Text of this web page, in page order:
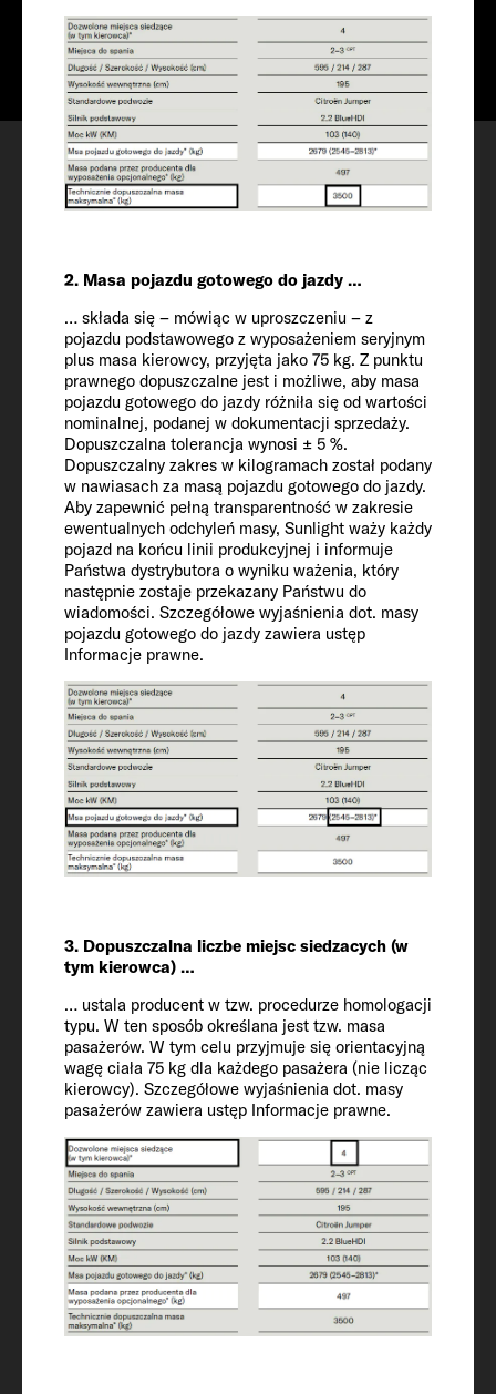
2. Masa pojazdu gotowego do jazdy …
… składa się – mówiąc w uproszczeniu – z
pojazdu podstawowego z wyposażeniem seryjnym
plus masa kierowcy, przyjęta jako 75 kg. Z punktu
prawnego dopuszczalne jest i możliwe, aby masa
pojazdu gotowego do jazdy różniła się od wartości
nominalnej, podanej w dokumentacji sprzedaży.
Dopuszczalna tolerancja wynosi ± 5 %.
Dopuszczalny zakres w kilogramach został podany
w nawiasach za masą pojazdu gotowego do jazdy.
Aby zapewnić pełną transparentność w zakresie
ewentualnych odchyleń masy, Sunlight waży każdy
pojazd na końcu linii produkcyjnej i informuje
Państwa dystrybutora o wyniku ważenia, który
następnie zostaje przekazany Państwu do
wiadomości. Szczegółowe wyjaśnienia dot. masy
pojazdu gotowego do jazdy zawiera ustęp
Informacje prawne.
3. Dopuszczalna liczbe miejsc siedzacych (w
tym kierowca) …
… ustala producent w tzw. procedurze homologacji
typu. W ten sposób określana jest tzw. masa
pasażerów. W tym celu przyjmuje się orientacyjną
wagę ciała 75 kg dla każdego pasażera (nie licząc
kierowcy). Szczegółowe wyjaśnienia dot. masy
pasażerów zawiera ustęp Informacje prawne.
698 CM
Skonfiguruj
Termin obejrzenia
Lista życzeń
Pojazd
Długość / szerokość / wysokość
698 / 232 / 293 cm
Wysokość wewnętrzna
210
Dopuszczona liczba miejsc siedzących (z
kierowcą)
4 + 1
Podwozie / silnik / moc kW (KM)
Fiat Ducato / 2.2 / 103 (140)
Msa pojazdu gotowego do jazdy* (kg)
2860 (2717 to 3003)*
Masa wyposażenia opcjonalnego
określona przez producenta* (kg)
Technicznie dopuszczalna masa
maksymalna* (kg)
3500
Zwiększenie technicznie dopuszczalnej
masy maksymalnej (opcjonalnie)
3650
Obciążenie przyczepy 12% z hamulcem /
bez hamulca